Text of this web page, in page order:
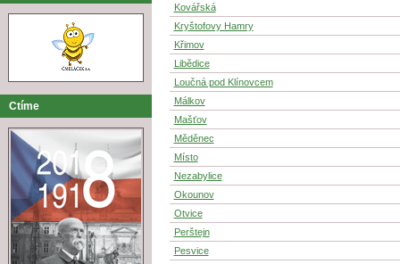
Ctíme
Kovářská
Kryštofovy Hamry
Křimov
Libědice
Loučná pod Klínovcem
Málkov
Mašťov
Měděnec
Místo
Nezabylice
Okounov
Otvice
Perštejn
Pesvice